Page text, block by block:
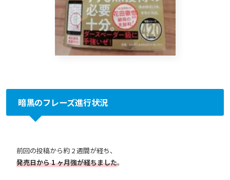
暗黒のフレーズ進行状況
前回の投稿から約 2 週間が経ち、
発売日から 1 ヶ月強が経ちました。